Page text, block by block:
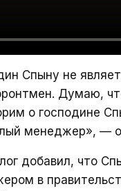
Спыну не
Думаю,
о господине
менеджер», —
добавил, что
в